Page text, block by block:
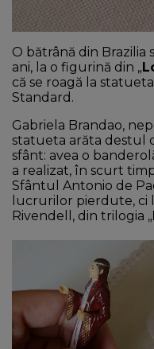
O bătrână din
ani, la o figurină din „
că se roagă la
Standard.
Gabriela Brandao,
statueta arăta destul
sfânt: avea o
a realizat, în scurt
Sfântul Antonio de
lucrurilor pierdute, ci
Rivendell, din trilogia „